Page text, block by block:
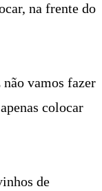
na frente do
vamos fazer
colocar
de